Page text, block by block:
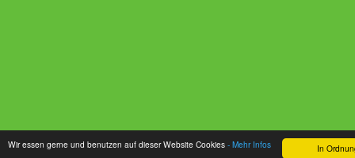
In
Wir essen gerne und benutzen auf dieser Website Cookies - Mehr Infos